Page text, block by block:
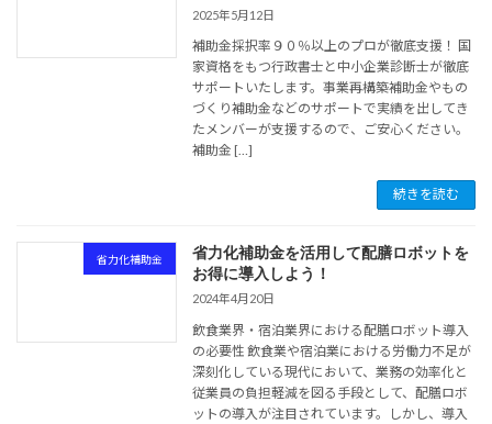
2025年5月12日
補助金採択率９０％以上のプロが徹底支援！ 国
家資格をもつ行政書士と中小企業診断士が徹底
サポートいたします。事業再構築補助金やもの
づくり補助金などのサポートで実績を出してき
たメンバーが支援するので、ご安心ください。
補助金 […]
続きを読む
省力化補助金
省力化補助金を活用して配膳ロボットを
お得に導入しよう！
2024年4月20日
飲食業界・宿泊業界における配膳ロボット導入
の必要性 飲食業や宿泊業における労働力不足が
深刻化している現代において、業務の効率化と
従業員の負担軽減を図る手段として、配膳ロボ
ットの導入が注目されています。しかし、導入